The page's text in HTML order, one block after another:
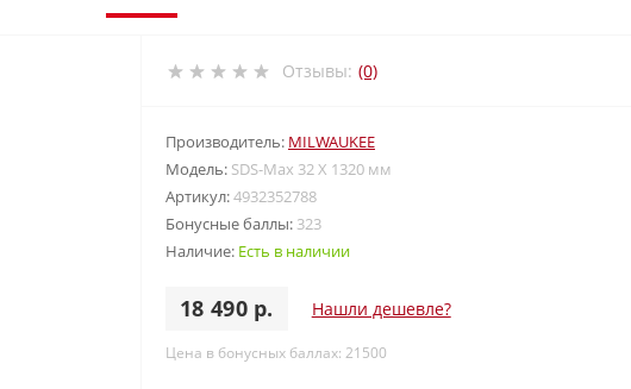
Отзывы: (0)
Производитель: MILWAUKEE
Модель: SDS-Max 32 X 1320 мм
Артикул:4932352788
Бонусные баллы: 323
Наличие: Есть в наличии
18 490 р. Нашли дешевле?
Цена в бонусных баллах: 21500